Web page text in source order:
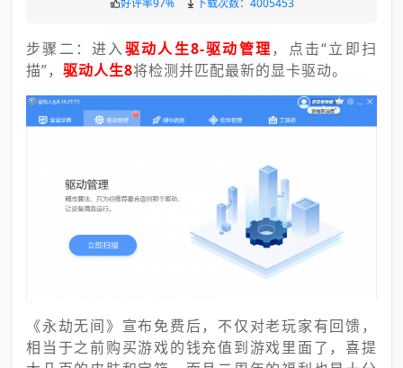
好评率97% 下载次数：4005453
步骤二：进入驱动人生8-驱动管理 ，点击“立即扫
描”， 驱动人生8将检测并匹配最新的显卡驱动。
《永劫无间》宣布免费后，不仅对老玩家有回馈，
相当于之前购买游戏的钱充值到游戏里面了，喜提